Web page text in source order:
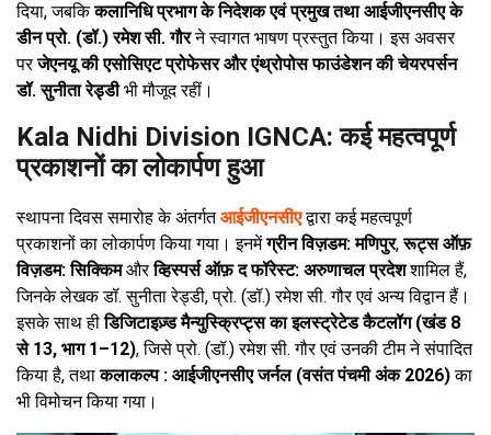
दिया, जबकिकलानिधि प्रभाग के निदेशक एवं प्रमुख तथा आईजीएनसीए के
डीन प्रो. (डॉ.) रमेश सी. गौरने स्वागत भाषण प्रस्तुत किया। इस अवसर
परजेएनयू की एसोसिएट प्रोफेसर और एंथ्रोपोस फाउंडेशन की चेयरपर्सन
डॉ. सुनीता रेड्डीभी मौजूद रहीं।
Kala Nidhi Division IGNCA: कई महत्वपूर्ण
प्रकाशनों का लोकार्पण हुआ
स्थापना दिवस समारोह के अंतर्गतआईजीएनसीएद्वारा कई महत्वपूर्ण
प्रकाशनों का लोकार्पण किया गया। इनमेंग्रीन विज़डम: मणिपुर,रूट्स ऑफ़
विज़डम: सिक्किमऔरव्हिस्पर्स ऑफ़ द फॉरेस्ट: अरुणाचल प्रदेशशामिल हैं,
जिनके लेखक डॉ. सुनीता रेड्डी, प्रो. (डॉ.) रमेश सी. गौर एवं अन्य विद्वान हैं।
इसके साथ हीडिजिटाइज़्ड मैन्युस्क्रिप्ट्स का इलस्ट्रेटेड कैटलॉग (खंड 8
से 13, भाग 1–12), जिसे प्रो. (डॉ.) रमेश सी. गौर एवं उनकी टीम ने संपादित
किया है, तथाकलाकल्प : आईजीएनसीए जर्नल (वसंत पंचमी अंक 2026)का
भी विमोचन किया गया।